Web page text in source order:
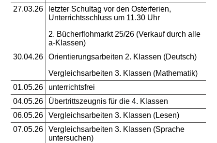
27.03.26
letzter Schultag vor den Osterferien,
Unterrichtsschluss um 11.30 Uhr
2. Bücherflohmarkt 25/26 (Verkauf durch alle
a-Klassen)
30.04.26
Orientierungsarbeiten 2. Klassen (Deutsch)
Vergleichsarbeiten 3. Klassen (Mathematik)
01.05.26
unterrichtsfrei
04.05.26
Übertrittszeugnis für die 4. Klassen
06.05.26
Vergleichsarbeiten 3. Klassen (Lesen)
07.05.26
Vergleichsarbeiten 3. Klassen (Sprache
untersuchen)